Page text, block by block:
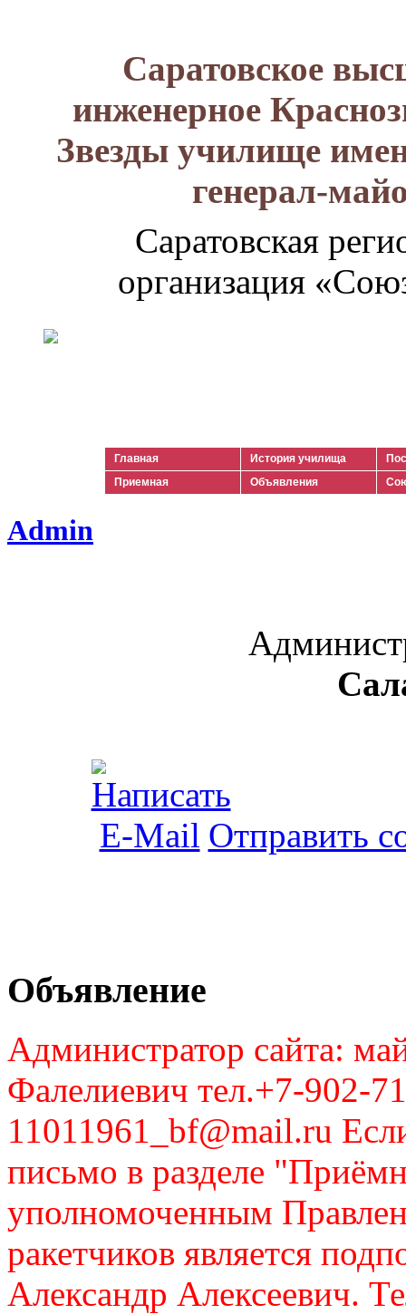
Саратовское
инженерное
Звезды училище
генерал-
Саратовская
организация
Главная История училища
Приемная
Объявления
Admin
Отправить
Объявление
Администратор сайта:
Фалелиевич тел.+7-902-
11011961_bf@mail.ru
письмо в разделе
уполномоченным
ракетчиков является
Александр Алексеевич.